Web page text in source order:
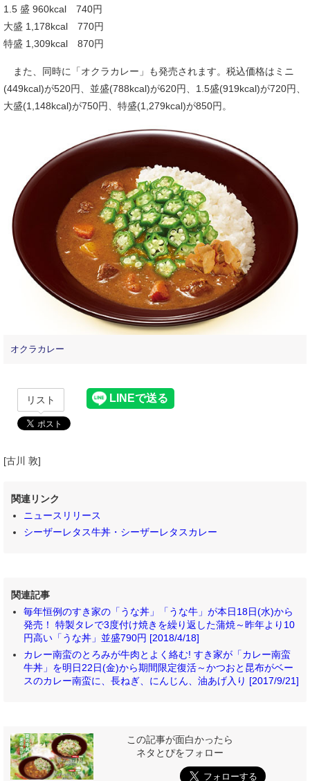
1.5 盛 960kcal 740円
大盛 1,178kcal 770円
特盛 1,309kcal 870円
また、同時に「オクラカレー」も発売されます。税込価格はミニ
(449kcal)が520円、並盛(788kcal)が620円、1.5盛(919kcal)が720円、
大盛(1,148kcal)が750円、特盛(1,279kcal)が850円。
オクラカレー
リスト
[古川 敦]
関連リンク
ニュースリリース
シーザーレタス牛丼・シーザーレタスカレー
関連記事
毎年恒例のすき家の「うな丼」「うな牛」が本日18日(水)から
発売！ 特製タレで3度付け焼きを繰り返した蒲焼～昨年より10
円高い「うな丼」並盛790円 [2018/4/18]
カレー南蛮のとろみが牛肉とよく絡む! すき家が「カレー南蛮
牛丼」を明日22日(金)から期間限定復活～かつおと昆布がベー
スのカレー南蛮に、長ねぎ、にんじん、油あげ入り [2017/9/21]
この記事が面白かったら
ネタとぴをフォロー